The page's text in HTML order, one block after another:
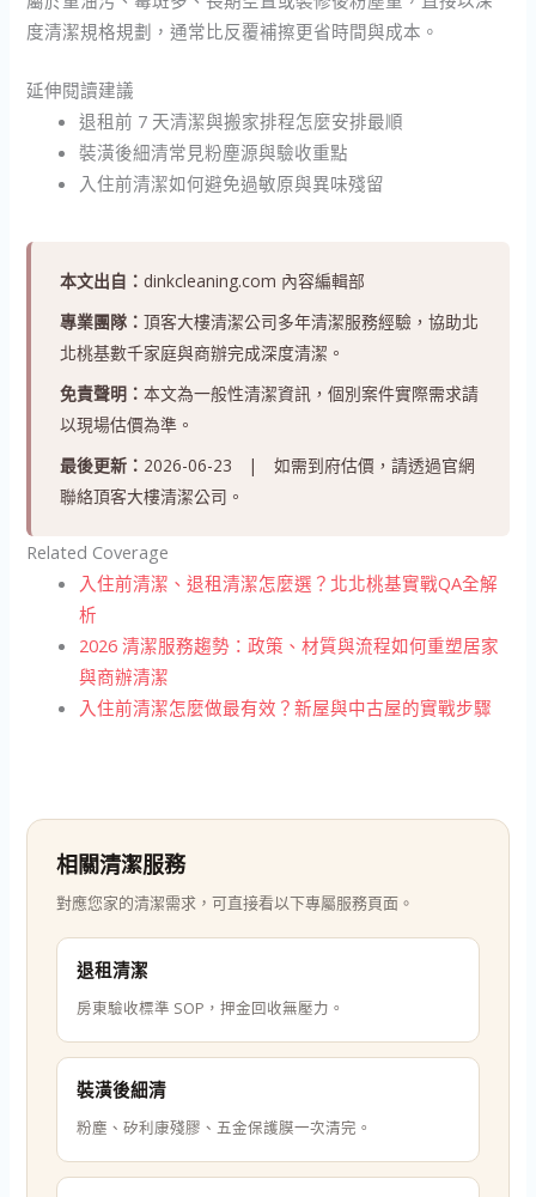
度清潔規格規劃，通常比反覆補擦更省時間與成本。
延伸閱讀建議
退租前 7 天清潔與搬家排程怎麼安排最順
裝潢後細清常見粉塵源與驗收重點
入住前清潔如何避免過敏原與異味殘留
本文出自： dinkcleaning.com 內容編輯部
專業團隊：頂客大樓清潔公司多年清潔服務經驗，協助北
北桃基數千家庭與商辦完成深度清潔。
免責聲明：本文為一般性清潔資訊，個別案件實際需求請
以現場估價為準。
最後更新： 2026-06-23 | 如需到府估價，請透過官網
聯絡頂客大樓清潔公司。
Related Coverage
入住前清潔、退租清潔怎麼選？北北桃基實戰QA全解
析
2026 清潔服務趨勢：政策、材質與流程如何重塑居家
與商辦清潔
入住前清潔怎麼做最有效？新屋與中古屋的實戰步驟
相關清潔服務
對應您家的清潔需求，可直接看以下專屬服務頁面。
退租清潔
房東驗收標準 SOP，押金回收無壓力。
裝潢後細清
粉塵、矽利康殘膠、五金保護膜一次清完。